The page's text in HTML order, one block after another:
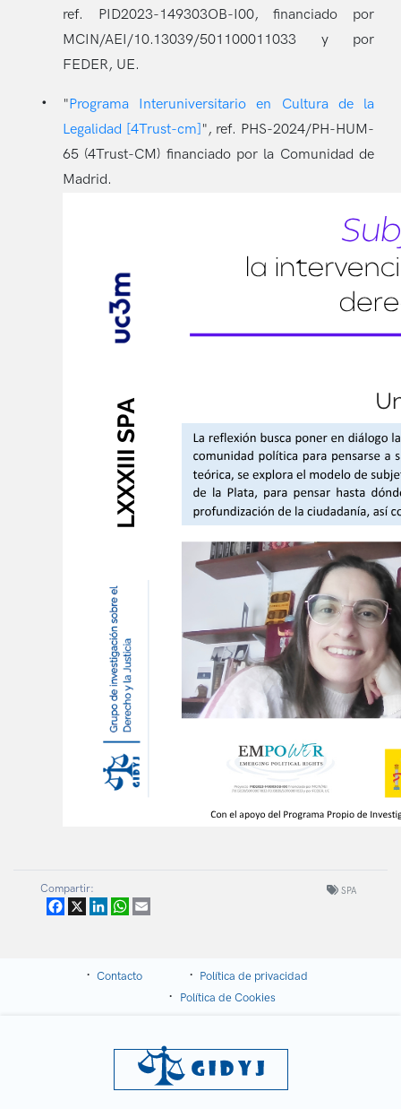
ref. PID2023-149303OB-I00, financiado por
MCIN/AEI/10.13039/501100011033 y por
FEDER, UE.
"Programa Interuniversitario en Cultura de la
Legalidad [4Trust-cm] ", ref. PHS-2024/PH-HUM-
65 (4Trust-CM) financiado por la Comunidad de
Madrid.
Compartir:
Facebook
X LinkedInWhatsApp
SPA
Contacto
Política de privacidad
Política de Cookies